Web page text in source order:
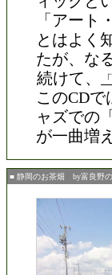
「アート
とはよく
たが、な
続けて、
このCD
ャズでの
が一曲増
■ 静岡のお茶畑 by富良野